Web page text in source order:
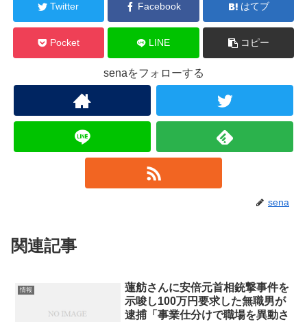
Twitter Facebook はてブ
Pocket LINE コピー
senaをフォローする
sena
関連記事
情報
蓮舫さんに安倍元首相銃撃事件を
示唆し100万円要求した無職男が
逮捕「事業仕分けで職場を異動さ